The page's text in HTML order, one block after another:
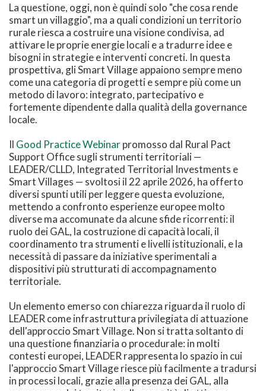
La questione, oggi, non è quindi solo "che cosa rende
smart un villaggio", ma a quali condizioni un territorio
rurale riesca a costruire una visione condivisa, ad
attivare le proprie energie locali e a tradurre idee e
bisogni in strategie e interventi concreti. In questa
prospettiva, gli Smart Village appaiono sempre meno
come una categoria di progetti e sempre più come un
metodo di lavoro: integrato, partecipativo e
fortemente dipendente dalla qualità della governance
locale.
Il Good Practice Webinarpromosso dal Rural Pact
Support Office sugli strumenti territoriali —
LEADER/CLLD, Integrated Territorial Investments e
Smart Villages — svoltosi il 22 aprile 2026, ha offerto
diversi spunti utili per leggere questa evoluzione,
mettendo a confronto esperienze europee molto
diverse ma accomunate da alcune sfide ricorrenti: il
ruolo dei GAL, la costruzione di capacità locali, il
coordinamento tra strumenti e livelli istituzionali, e la
necessità di passare da iniziative sperimentali a
dispositivi più strutturati di accompagnamento
territoriale.
Un elemento emerso con chiarezza riguarda il ruolo di
LEADER come infrastruttura privilegiata di attuazione
dell'approccio Smart Village. Non si tratta soltanto di
una questione finanziaria o procedurale: in molti
contesti europei, LEADER rappresenta lo spazio in cui
l'approccio Smart Village riesce più facilmente a tradursi
in processi locali, grazie alla presenza dei GAL, alla